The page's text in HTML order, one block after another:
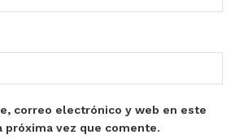
correo electrónico y web en este
próxima vez que comente.